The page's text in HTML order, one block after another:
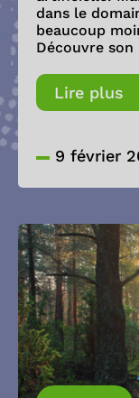
dans le
beaucoup
Découvre son
Lire plus
9 février